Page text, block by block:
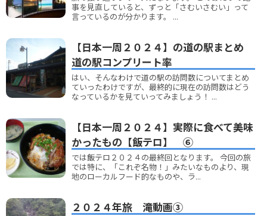
事を見直していると、ずっと「さむいさむい」って
言っているのが分かります。 ...
【日本一周２０２４】の道の駅まとめ
道の駅コンプリート率
はい、そんなわけで道の駅の訪問数についてまとめ
ていったわけですが、最終的に現在の訪問数はどう
なっているかを見ていってみましょう！ ...
【日本一周２０２４】実際に食べて美味
かったもの【飯テロ】 ⑥
では飯テロ２０２４の最終回となります。 今回の旅
では特に、「これぞ名物！」みたいなものより、現
地のローカルフード的なものや、ラ...
２０２４年旅 滝動画③